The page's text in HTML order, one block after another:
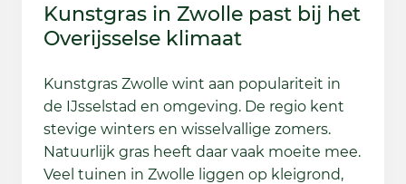
Kunstgras in Zwolle past bij het
Overijsselse klimaat
Kunstgras Zwolle wint aan populariteit in
de IJsselstad en omgeving. De regio kent
stevige winters en wisselvallige zomers.
Natuurlijk gras heeft daar vaak moeite mee.
Veel tuinen in Zwolle liggen op kleigrond,